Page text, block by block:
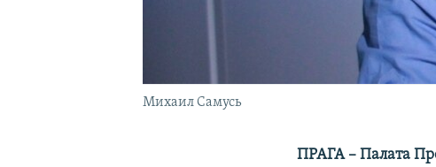
Михаил Самусь
ПРАГА – Палата